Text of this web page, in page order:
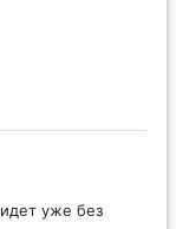
уже без